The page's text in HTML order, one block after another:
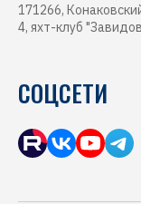
171266,
4, яхт-клуб
СОЦСЕТИ